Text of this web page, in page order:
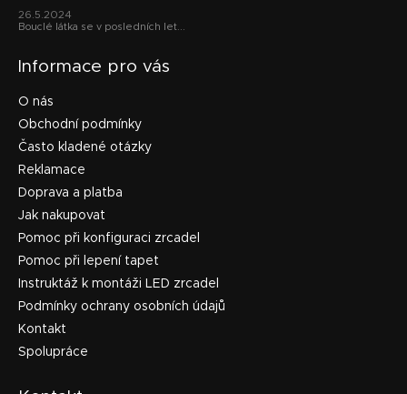
26.5.2024
Bouclé látka se v posledních let...
Informace pro vás
O nás
Obchodní podmínky
Často kladené otázky
Reklamace
Doprava a platba
Jak nakupovat
Pomoc při konfiguraci zrcadel
Pomoc při lepení tapet
Instruktáž k montáži LED zrcadel
Podmínky ochrany osobních údajů
Kontakt
Spolupráce